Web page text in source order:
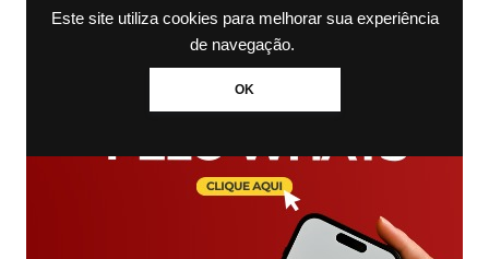
Este site utiliza cookies para melhorar sua experiência
de navegação.
OK